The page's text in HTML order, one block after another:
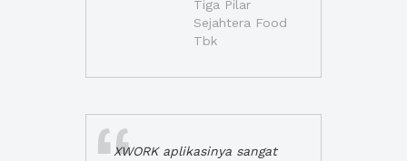
Tiga Pilar
Sejahtera Food
Tbk
XWORK aplikasinya sangat